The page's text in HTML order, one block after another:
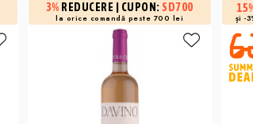
3% REDUCERE | CUPON:SD700
la orice comandă peste 700 lei și -